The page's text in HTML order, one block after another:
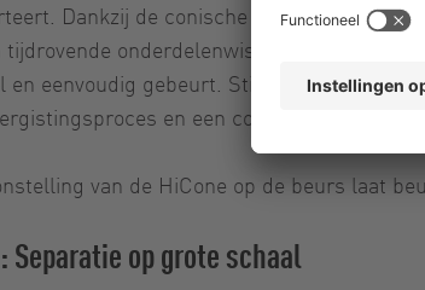
Dankzij de conische rotor- en
onderdelenwissels in veel
en eenvoudig gebeurt. Stilstandtijden
en een constant hoge
van de HiCone op de beurs laat
Separatie op grote schaal